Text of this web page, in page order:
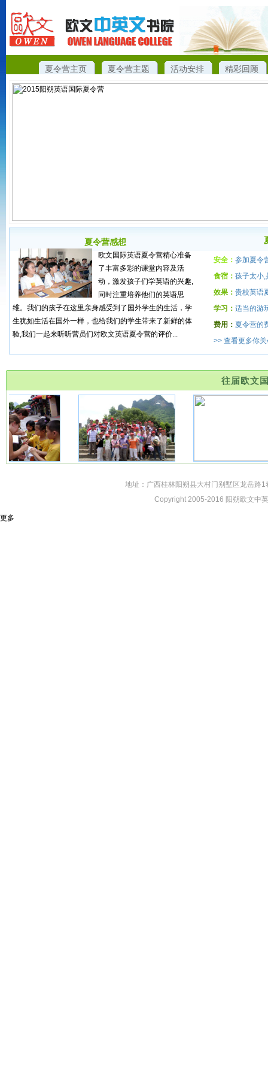
夏令营主页 夏令营主题 活动安排 精彩回顾
夏令营感想
欧文国际英语夏令营精心准备
了丰富多彩的课堂内容及活
动，激发孩子们学英语的兴趣,
同时注重培养他们的英语思
维。我们的孩子在这里亲身感受到了国外学生的生活，学
生犹如生活在国外一样，也给我们的学生带来了新鲜的体
验,我们一起来听听营员们对欧文英语夏令营的评价...
安全： 参加夏令
食宿： 孩子太小,
效果： 贵校英语
学习： 适当的游
费用： 夏令营的
>> 查看更多你
往届欧文
地址：广西桂林阳朔县大村门别墅区龙岳路
Copyright 2005-2016 阳朔欧文中
更多